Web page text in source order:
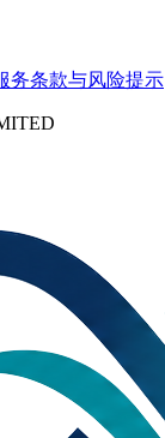
务条款与风险提示